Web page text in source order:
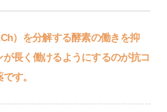
）を分解する酵素の働きを抑
が長く働けるようにするのが抗コ
す。